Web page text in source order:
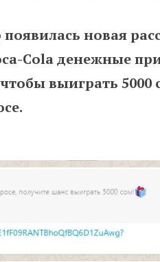
новая
Cola денежные
выиграть 5000